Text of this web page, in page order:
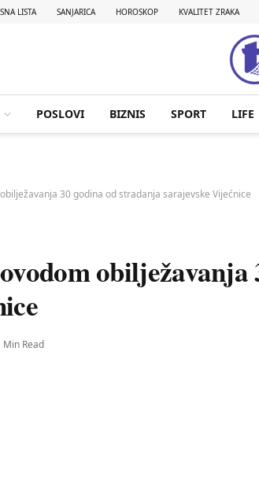
LISTA SANJARICA HOROSKOP KVALITET ZRAKA
POSLOVI BIZNIS SPORT LIFE
30 godina od stradanja sarajevske Vijećnice
Min Read